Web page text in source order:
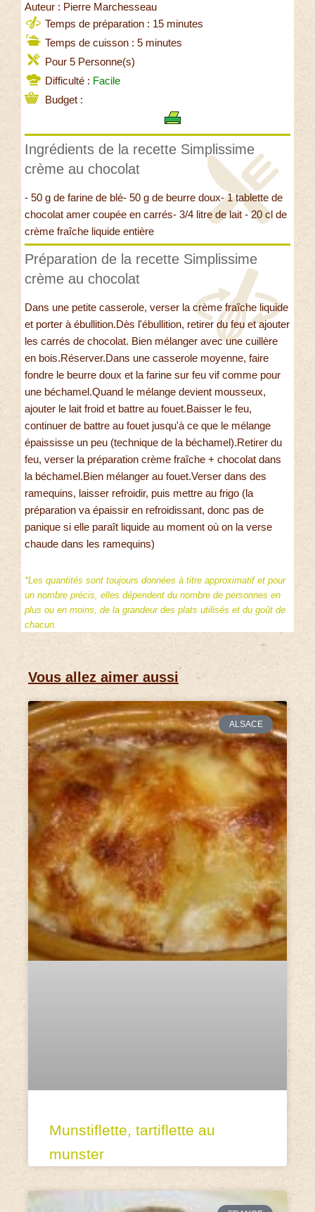
Auteur : Pierre Marchesseau
Temps de préparation : 15 minutes
Temps de cuisson : 5 minutes
Pour 5 Personne(s)
Difficulté : Facile
Budget :
Ingrédients de la recette Simplissime
crème au chocolat
- 50 g de farine de blé- 50 g de beurre doux- 1 tablette de
chocolat amer coupée en carrés- 3/4 litre de lait - 20 cl de
crème fraîche liquide entière
Préparation de la recette Simplissime
crème au chocolat
Dans une petite casserole, verser la crème fraîche liquide
et porter à ébullition.Dès l'ébullition, retirer du feu et ajouter
les carrés de chocolat. Bien mélanger avec une cuillère
en bois.Réserver.Dans une casserole moyenne, faire
fondre le beurre doux et la farine sur feu vif comme pour
une béchamel.Quand le mélange devient mousseux,
ajouter le lait froid et battre au fouet.Baisser le feu,
continuer de battre au fouet jusqu'à ce que le mélange
épaississe un peu (technique de la béchamel).Retirer du
feu, verser la préparation crème fraîche + chocolat dans
la béchamel.Bien mélanger au fouet.Verser dans des
ramequins, laisser refroidir, puis mettre au frigo (la
préparation va épaissir en refroidissant, donc pas de
panique si elle paraît liquide au moment où on la verse
chaude dans les ramequins)
*Les quantités sont toujours données à titre approximatif et pour
un nombre précis, elles dépendent du nombre de personnes en
plus ou en moins, de la grandeur des plats utilisés et du goût de
chacun.
Vous allez aimer aussi
ALSACE
Munstiflette, tartiflette au
munster